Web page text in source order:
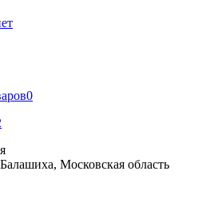
0
Московская область